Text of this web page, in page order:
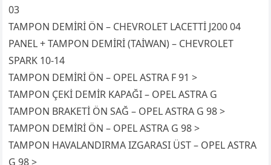
03
TAMPON DEMİRİ ÖN – CHEVROLET LACETTİ J200 04
PANEL + TAMPON DEMİRİ (TAİWAN) – CHEVROLET
SPARK 10-14
TAMPON DEMİRİ ÖN – OPEL ASTRA F 91 >
TAMPON ÇEKİ DEMİR KAPAĞI – OPEL ASTRA G
TAMPON BRAKETİ ÖN SAĞ – OPEL ASTRA G 98 >
TAMPON DEMİRİ ÖN – OPEL ASTRA G 98 >
TAMPON HAVALANDIRMA IZGARASI ÜST – OPEL ASTRA
G 98 >